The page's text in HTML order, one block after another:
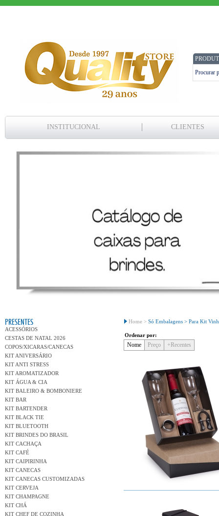
INSTITUCIONAL CLIENTES
PRESENTES
ACESSÓRIOS
CESTAS DE NATAL 2026
COPOS/XICARAS/CANECAS
KIT ANIVERSÁRIO
KIT ANTI STRESS
KIT AROMATIZADOR
KIT ÁGUA & CIA
KIT BALEIRO & BOMBONIERE
KIT BAR
KIT BARTENDER
KIT BLACK TIE
KIT BLUETOOTH
KIT BRINDES DO BRASIL
KIT CACHAÇA
KIT CAFÉ
KIT CAIPIRINHA
KIT CANECAS
KIT CANECAS CUSTOMIZADAS
KIT CERVEJA
KIT CHAMPAGNE
KIT CHÁ
KIT CHEF DE COZINHA
Home > Só Embalagens > Para Kit
Ordenar por:
Nome Preço +Recentes